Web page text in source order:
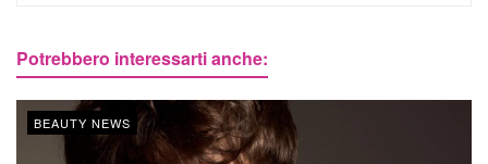
Potrebbero interessarti anche:
BEAUTY NEWS